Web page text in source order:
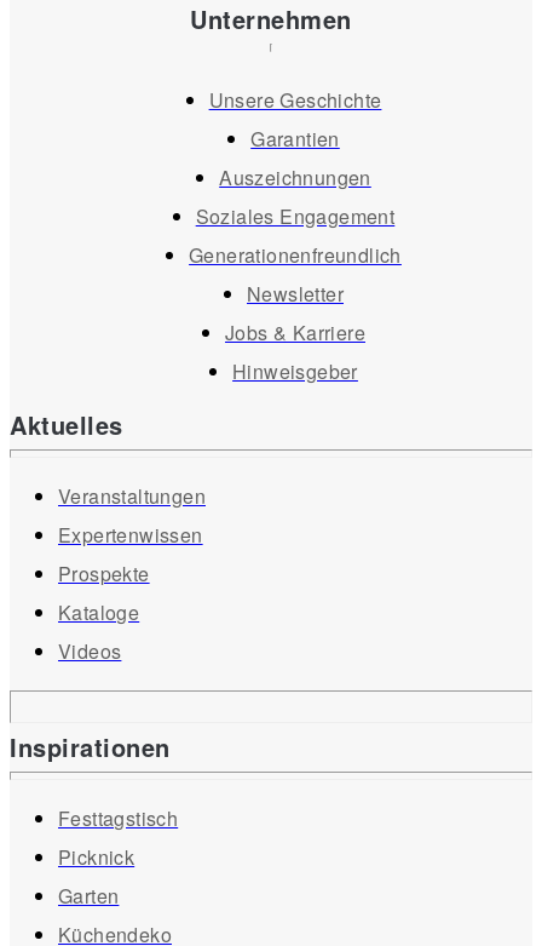
Unternehmen
Unsere Geschichte
Garantien
Auszeichnungen
Soziales Engagement
Generationenfreundlich
Newsletter
Jobs & Karriere
Hinweisgeber
Aktuelles
Veranstaltungen
Expertenwissen
Prospekte
Kataloge
Videos
Inspirationen
Festtagstisch
Picknick
Garten
Küchendeko